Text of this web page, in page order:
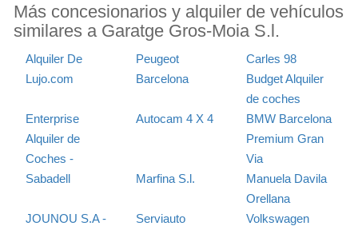
Más concesionarios y alquiler de vehículos
similares a Garatge Gros-Moia S.l.
Alquiler De
Lujo.com
Peugeot
Barcelona
Carles 98
Budget Alquiler
de coches
Enterprise
Alquiler de
Coches -
Sabadell
Autocam 4 X 4
BMW Barcelona
Premium Gran
Via
Marfina S.l.
Manuela Davila
Orellana
JOUNOU S.A -
Serviauto
Volkswagen